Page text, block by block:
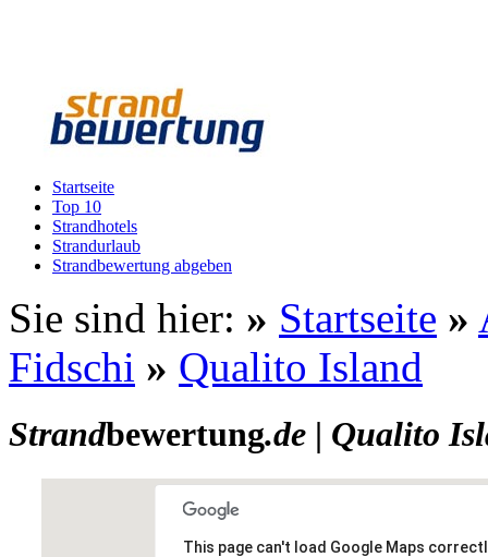
Startseite
Top 10
Strandhotels
Strandurlaub
Strandbewertung abgeben
Sie sind hier: » Startseite »
Fidschi » Qualito Island
Strandbewertung.de | Qualito
This page can't load Google Maps